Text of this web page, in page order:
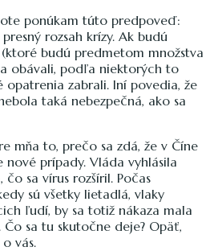
ponúkam túto predpoveď:
rozsah krízy. Ak budú
budú predmetom množstva
obávali, podľa niektorých to
zabrali. Iní povedia, že
taká nebezpečná, ako sa
mňa to, prečo sa zdá, že v Číne
prípady. Vláda vyhlásila
sa vírus rozšíril. Počas
sú všetky lietadlá, vlaky
ľudí, by sa totiž nákaza mala
sa tu skutočne deje? Opäť,
vás.